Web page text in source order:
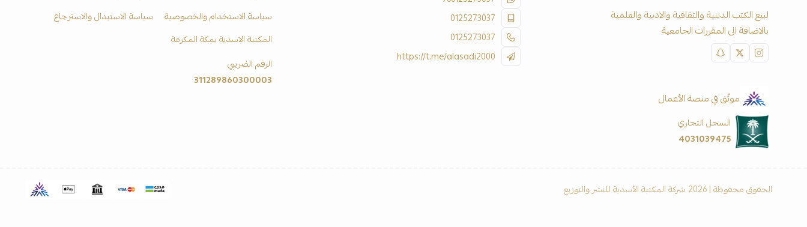
لبيع الكتب الدينية والثقافية والادبية والعلمية
بالاضافة الى المقررات الجامعية
موثّق في منصة الأعمال
السجل التجاري
4031039475
0125273037
0125273037
https://t.me/alasadi2000
سياسة الاستخدام والخصوصية
سياسة الاستبدال والاسترجاع
المكتبة الاسدية بمكة المكرمة
الرقم الضريبي
311289860300003
الحقوق محفوظة | 2026 شركة المكتبة الأسدية للنشر والتوزيع